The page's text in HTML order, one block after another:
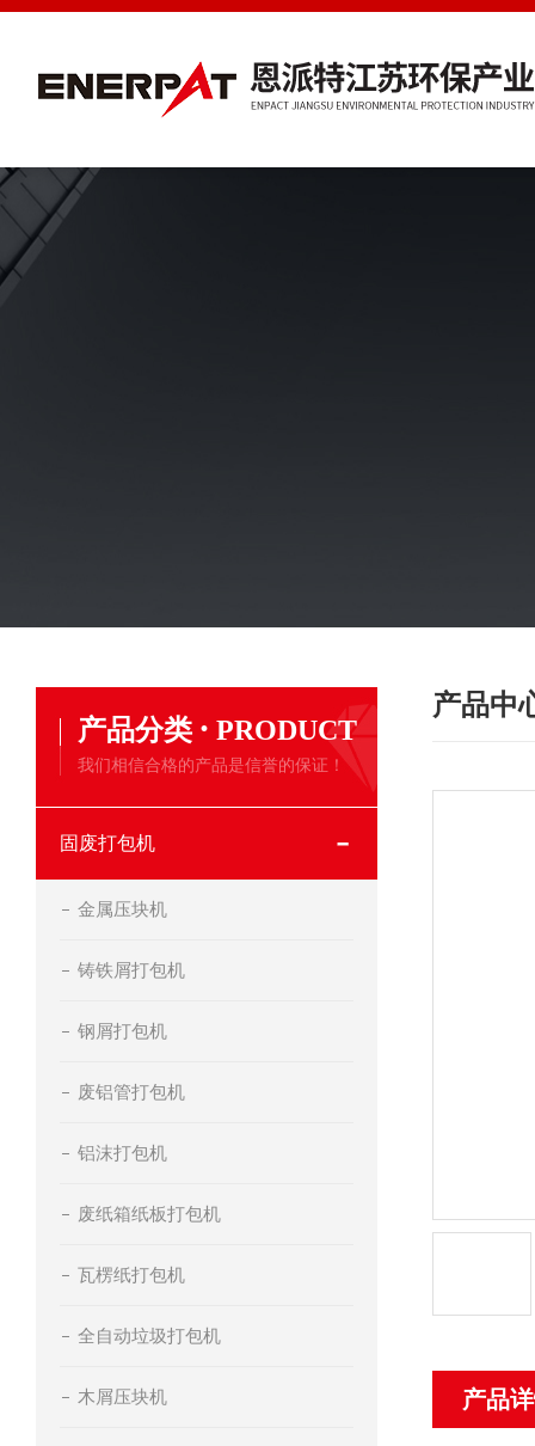
产品分类 · PRODUCT
我们相信合格的产品是信誉的保证！
固废打包机
金属压块机
铸铁屑打包机
钢屑打包机
废铝管打包机
铝沫打包机
废纸箱纸板打包机
瓦楞纸打包机
全自动垃圾打包机
木屑压块机
产品中
产品